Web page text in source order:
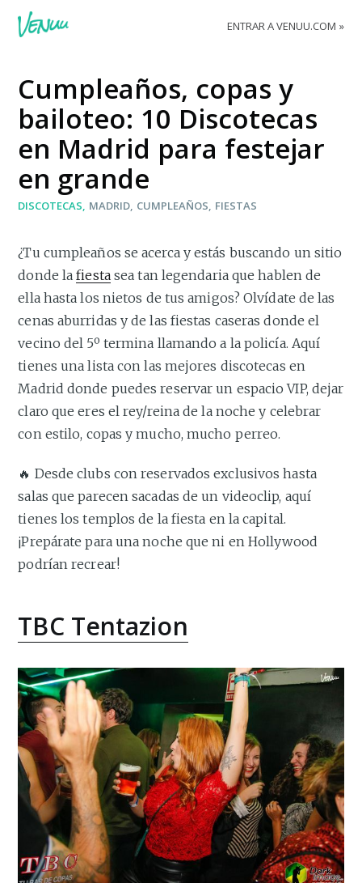
ENTRAR A VENUU.COM
Cumpleaños, copas y
bailoteo: 10 Discotecas
en Madrid para festejar
en grande
DISCOTECAS MADRID CUMPLEAÑOS FIESTAS
¿Tu cumpleaños se acerca y estás buscando un sitio
donde lafiestasea tan legendaria que hablen de
ella hasta los nietos de tus amigos? Olvídate de las
cenas aburridas y de las fiestas caseras donde el
vecino del 5º termina llamando a la policía. Aquí
tienes una lista con las mejores discotecas en
Madrid donde puedes reservar un espacio VIP, dejar
claro que eres el rey/reina de la noche y celebrar
con estilo, copas y mucho, mucho perreo.
🔥 Desde clubs con reservados exclusivos hasta
salas que parecen sacadas de un videoclip, aquí
tienes los templos de la fiesta en la capital.
¡Prepárate para una noche que ni en Hollywood
podrían recrear!
TBC Tentazion